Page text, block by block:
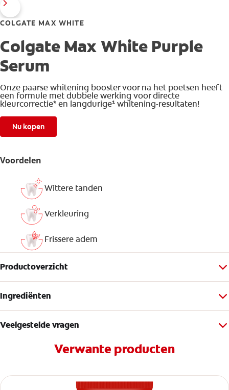
COLGATE MAX WHITE
Colgate Max White Purple
Serum
Onze paarse whitening booster voor na het poetsen heeft
een formule met dubbele werking voor directe
kleurcorrectie* en langdurige¹ whitening-resultaten!
Nu kopen
Voordelen
Wittere tanden
Verkleuring
Frissere adem
Productoverzicht
Ingrediënten
Veelgestelde vragen
Verwante producten